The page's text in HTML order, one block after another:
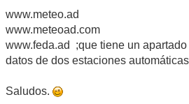
www.meteo.ad
www.meteoad.com
www.feda.ad ;que tiene un
datos de dos estaciones
Saludos.